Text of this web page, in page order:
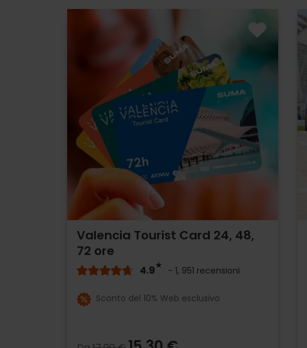
Valencia Tourist Card 24, 48,
72 ore
4.9 - 1, 951 recensioni
Sconto del 10% Web esclusivo